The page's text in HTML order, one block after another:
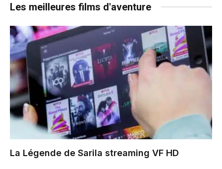
Les meilleures films d'aventure
La Légende de Sarila streaming VF HD